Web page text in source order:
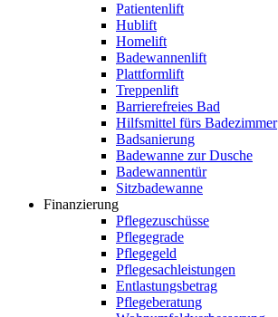
Patientenlift
Hublift
Homelift
Badewannenlift
Plattformlift
Treppenlift
Barrierefreies Bad
Hilfsmittel fürs Badezimmer
Badsanierung
Badewanne zur Dusche
Badewannentür
Sitzbadewanne
Finanzierung
Pflegezuschüsse
Pflegegrade
Pflegegeld
Pflegesachleistungen
Entlastungsbetrag
Pflegeberatung